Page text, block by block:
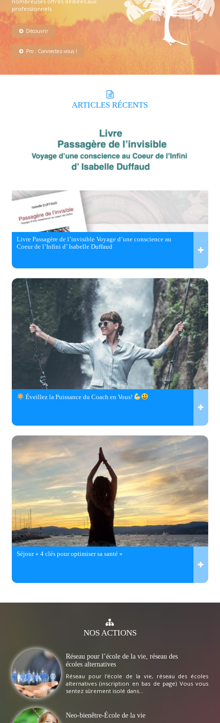
professionnels.
Découvrir
Pro : Connectez-vous !
ARTICLES RÉCENTS
Livre Passagère de l’invisible Voyage d’une conscience au
Coeur de l’Infini d’ Isabelle Duffaud
Éveillez la Puissance du Coach en Vous!
Séjour « 4 clés pour optimiser sa santé »
NOSACTIONS
Réseau pour l’école de la vie, réseau des
écoles alternatives
Réseau pour l'école de la vie, réseau des écoles
alternatives (inscription en bas de page) Vous vous
sentez sûrement isolé dans...
Neo-bienêtre-École de la vie